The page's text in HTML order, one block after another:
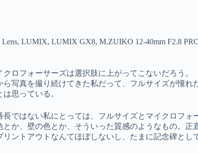
Lens, LUMIX, LUMIX GX8, M.ZUIKO 12-40mm F2.8
ロフォーサーズは選択肢に上がってこないだろう。
写真を撮り続けてきた私だって、フルサイズが憧
思っている。
ではない私にとっては、フルサイズとマイクロフ
か、壁の色とか、そういった質感のようなもの。
ントアウトなんてほぼしないし、たまに記念碑と